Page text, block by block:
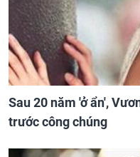
Sau 20 năm 'ở ẩn',
trước công chúng